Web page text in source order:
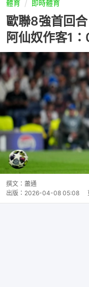
體育 即時體育
歐聯8強首回
阿仙奴作客1
撰文： 蕭通
出版： 2026-04-08 05:08